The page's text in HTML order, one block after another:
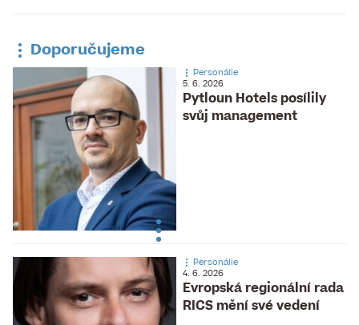
Doporučujeme
Pytloun Hotels posílily
svůj management
Personálie
5. 6. 2026
Evropská regionální rada
RICS mění své vedení
Personálie
4. 6. 2026